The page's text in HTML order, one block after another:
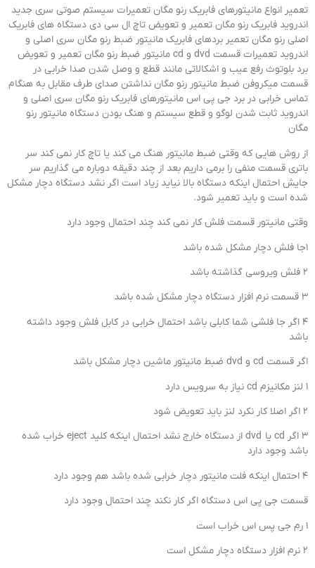
تعمیر انواع مانیتورهای فابریک رنو مگان تعمیرات سیستم صوتی سری جدید
اندروید فابریک رنو مگان تعمیر و تعویض تاچ ال سی دی دستگاه های فابریک
اصلی رنو مگان تعمیر بردهای فابریک مانیتور ضبط رنو مگان سری اصلی و
اندروید تعمیرات قسمت dvd و cd مانیتور ضبط رنو مگان تعمیر و تعویض
برد بلوتوث رفع عیب و اشکالاتی مانند قطع و وصل شدن صدا خرابی در
قسمت میکروفن ضبط مانیتور رنو مگان نداشتن صدای طرف مقابل به هنگام
تماس خرابی در برد جی پی اس مانیتورهای فابریک رنو مگان سری اصلی و
اندروید ثابت شدن لوگو و قطع سیستم و هنگ بودن دستگاه مانیتور رنو
مگان
از روش هایی که وقتی ضبط مانیتور هنگ می کند یا تاچ کار نمی کند سر
باتری قسمت منفی را برمی داریم بعد از چند دقیقه دوباره می گذاریم سر
جایش احتمال اینکه دستگاه بالا نیاید زیاد است اگر نشد دستگاه دچار مشکل
شده است و باید تعمیر شود.
وقتی مانیتور قسمت فلش کار نمی کند چند احتمال وجود دارد
1جا فلش دچار مشکل شده باشد
2 فلش ویروسی گذاشته باشد
3 قسمت نرم افزار دستگاه دچار مشکل شده باشد
4 اگر جا فلشی شما کابلی باشد احتمال خرابی در کابل فلش وجود داشته
باشد
اگر قسمت cd و dvd ضبط مانیتور ماشین دچار مشکل باشد
1 لنز مکانیزم cd نیاز به سرویس دارد
2 اگر اصلا کار نکرد لنز باید تعویض شود
3 اگر cd یا dvd از دستگاه خارج نشد احتمال اینکه کلید eject خراب شده
باشد وجود دارد
4 احتمال اینکه فلت مانیتور دچار خرابی شده باشد هم وجود دارد
قسمت جی پی اس دستگاه اگر کار نکند چند احتمال وجود دارد
1 رم جی پس اس خراب است
2 نرم افزار دستگاه دچار مشکل است